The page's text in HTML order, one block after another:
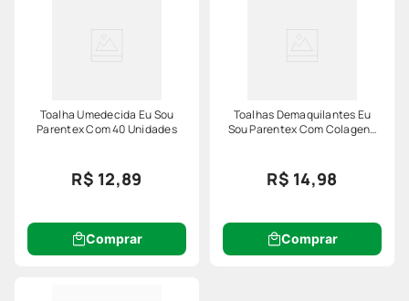
Toalha Umedecida Eu Sou
Parentex Com 40 Unidades
R$ 12,89
Comprar
Toalhas Demaquilantes Eu
Sou Parentex Com Colageno
R$ 14,98
Comprar